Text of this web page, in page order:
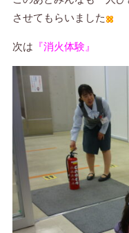
させてもらいました
次は 『消火体験』